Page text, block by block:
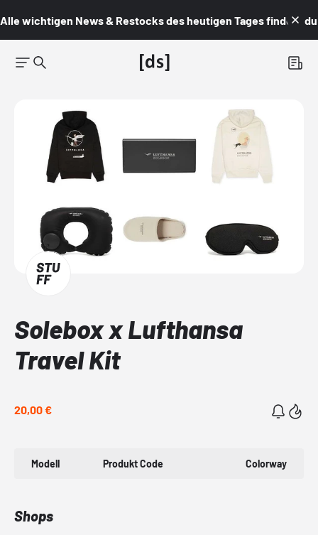
Alle wichtigen News & Restocks des heutigen Tages findest du
Solebox x Lufthansa
Travel Kit
20,00 €
Modell Produkt Code Colorway
Shops